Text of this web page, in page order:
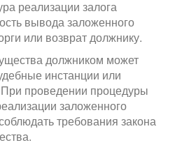
реализации залога
вывода заложенного
или возврат должнику.
должником может
инстанции или
проведении процедуры
заложенного
требования закона